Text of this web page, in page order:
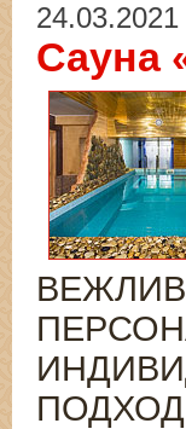
24.03.2021
Сауна